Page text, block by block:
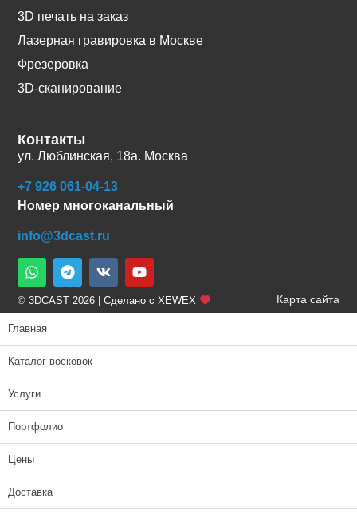
3D печать на заказ
Лазерная гравировка в Москве
Фрезеровка
3D-сканирование
Контакты
ул. Люблинская, 18а. Москва
+7 926 061-04-13
Номер многоканальный
info@3dcast.ru
© 3DCAST 2026 | Сделано с XEWEX Карта сайта
Главная
Каталог восковок
Услуги
Портфолио
Цены
Доставка